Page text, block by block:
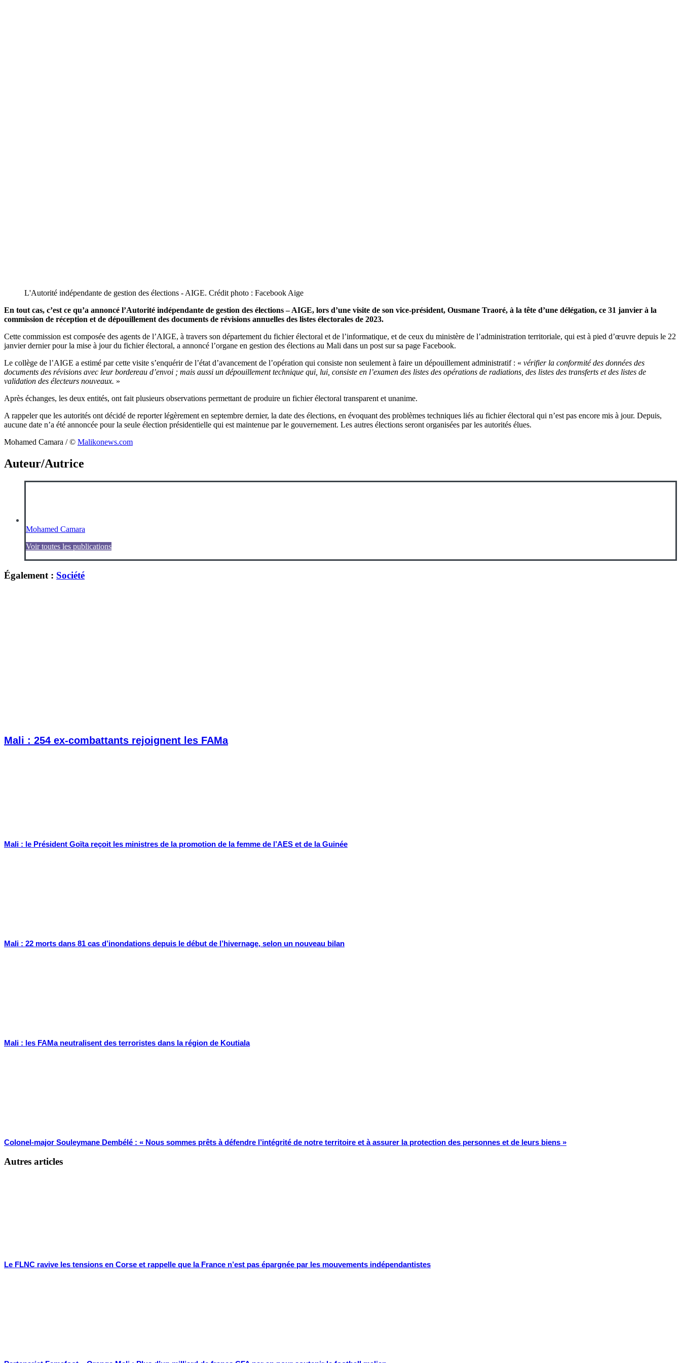
L'Autorité indépendante de gestion des élections - AIGE. Crédit photo : Facebook Aige
En tout cas, c’est ce qu’a annoncé l’Autorité indépendante de gestion des élections – AIGE, lors d’une visite de son vice-président, Ousmane Traoré, à la tête d’une délégation, ce 31 janvier à la
commission de réception et de dépouillement des documents de révisions annuelles des listes électorales de 2023.
Cette commission est composée des agents de l’AIGE, à travers son département du fichier électoral et de l’informatique, et de ceux du ministère de l’administration territoriale, qui est à pied d’œuvre depuis le 22
janvier dernier pour la mise à jour du fichier électoral, a annoncé l’organe en gestion des élections au Mali dans un post sur sa page Facebook.
Le collège de l’AIGE a estimé par cette visite s’enquérir de l’état d’avancement de l’opération qui consiste non seulement à faire un dépouillement administratif : « vérifier la conformité des données des
documents des révisions avec leur bordereau d’envoi ; mais aussi un dépouillement technique qui, lui, consiste en l’examen des listes des opérations de radiations, des listes des transferts et des listes de
validation des électeurs nouveaux. »
Après échanges, les deux entités, ont fait plusieurs observations permettant de produire un fichier électoral transparent et unanime.
A rappeler que les autorités ont décidé de reporter légèrement en septembre dernier, la date des élections, en évoquant des problèmes techniques liés au fichier électoral qui n’est pas encore mis à jour. Depuis,
aucune date n’a été annoncée pour la seule élection présidentielle qui est maintenue par le gouvernement. Les autres élections seront organisées par les autorités élues.
Mohamed Camara / ©️ Malikonews.com
Auteur/Autrice
Mohamed Camara
Voir toutes les publications
Également : Société
Mali : 254 ex-combattants rejoignent les FAMa
Mali : le Président Goïta reçoit les ministres de la promotion de la femme de l’AES et de la Guinée
Mali : 22 morts dans 81 cas d’inondations depuis le début de l’hivernage, selon un nouveau bilan
Mali : les FAMa neutralisent des terroristes dans la région de Koutiala
Colonel-major Souleymane Dembélé : « Nous sommes prêts à défendre l’intégrité de notre territoire et à assurer la protection des personnes et de leurs biens »
Autres articles
Le FLNC ravive les tensions en Corse et rappelle que la France n’est pas épargnée par les mouvements indépendantistes